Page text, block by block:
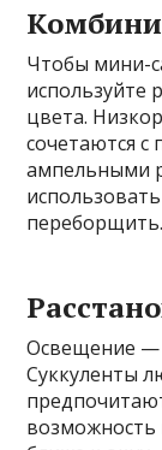
Чтобы мини-
используйте
цвета.
сочетаются
ампельными
переборщить.
Освещение —
Суккуленты
возможность